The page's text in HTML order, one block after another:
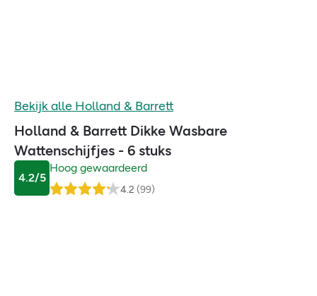
Bekijk alle Holland & Barrett
Holland & Barrett Dikke Wasbare
Wattenschijfjes - 6 stuks
4.2/5
Hoog gewaardeerd
4.2 (99)